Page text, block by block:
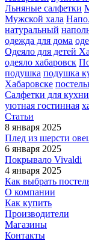
Льняные салфетки
Мужской хала
натуральный
одежда для дома
Одеяло для детей
одеяло хабаровск
подушка подушка
Хабаровске
Салфетки для
уютная гостинная
Статьи
8 января 2025
Плед из шерсти
6 января 2025
Покрывалo Vivaldi
4 января 2025
Как выбрать
О компании
Как купить
Производители
Магазины
Контакты